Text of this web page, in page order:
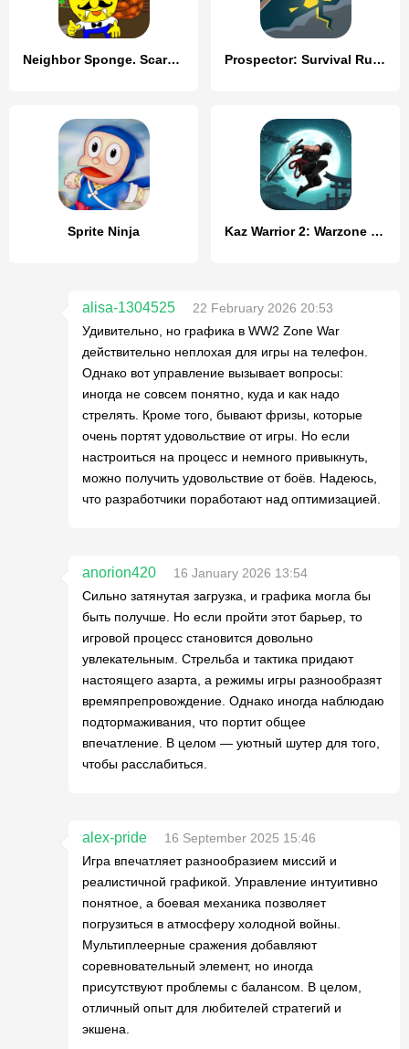
Neighbor Sponge. Scary Secret Prospector: Survival Rush
Sprite Ninja Kaz Warrior 2: Warzone & RPG
alisa-1304525
22 February 2026 20:53
Удивительно, но графика в WW2 Zone War
действительно неплохая для игры на телефон.
Однако вот управление вызывает вопросы:
иногда не совсем понятно, куда и как надо
стрелять. Кроме того, бывают фризы, которые
очень портят удовольствие от игры. Но если
настроиться на процесс и немного привыкнуть,
можно получить удовольствие от боёв. Надеюсь,
что разработчики поработают над оптимизацией.
anorion420
16 January 2026 13:54
Сильно затянутая загрузка, и графика могла бы
быть получше. Но если пройти этот барьер, то
игровой процесс становится довольно
увлекательным. Стрельба и тактика придают
настоящего азарта, а режимы игры разнообразят
времяпрепровождение. Однако иногда наблюдаю
подтормаживания, что портит общее
впечатление. В целом — уютный шутер для того,
чтобы расслабиться.
alex-pride
16 September 2025 15:46
Игра впечатляет разнообразием миссий и
реалистичной графикой. Управление интуитивно
понятное, а боевая механика позволяет
погрузиться в атмосферу холодной войны.
Мультиплеерные сражения добавляют
соревновательный элемент, но иногда
присутствуют проблемы с балансом. В целом,
отличный опыт для любителей стратегий и
экшена.